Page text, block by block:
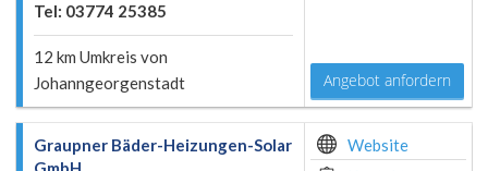
Tel: 03774 25385
12 km Umkreis von
Johanngeorgenstadt
Angebot anfordern
Graupner Bäder-Heizungen-Solar
Website